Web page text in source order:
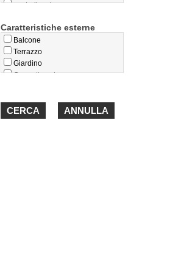
centralizzato
teleriscaldamento
termoconvettori
Caratteristiche esterne
Balcone
Terrazzo
Giardino
Cappotto esterno